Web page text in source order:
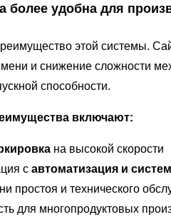
более удобна для
этой системы.
и снижение сложности
способности.
включают:
на высокой скорости
с автоматизация и
простоя и технического
для многопродуктовых